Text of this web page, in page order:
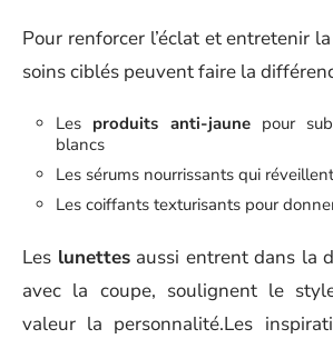
Pour renforcer l’éclat et entretenir
soins ciblés peuvent faire la
Les produits anti-jaunepour
blancs
Les sérums nourrissants qui
Les coiffants texturisants pour
Les lunettesaussi entrent dans la
avec la coupe, soulignent le
valeur la personnalité.Les